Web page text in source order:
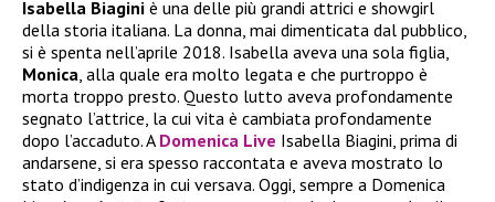
Isabella Biagini è una delle più grandi attrici e showgirl
della storia italiana. La donna, mai dimenticata dal pubblico,
si è spenta nell’aprile 2018. Isabella aveva una sola figlia,
Monica, alla quale era molto legata e che purtroppo è
morta troppo presto. Questo lutto aveva profondamente
segnato l’attrice, la cui vita è cambiata profondamente
dopo l’accaduto. A Domenica Live Isabella Biagini, prima di
andarsene, si era spesso raccontata e aveva mostrato lo
stato d’indigenza in cui versava. Oggi, sempre a Domenica